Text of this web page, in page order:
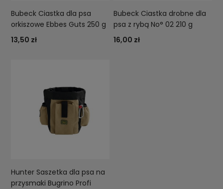
Bubeck Ciastka dla psa
orkiszowe Ebbes Guts 250 g
13,50 zł
Bubeck Ciastka drobne dla
psa z rybą No° 02 210 g
16,00 zł
Hunter Saszetka dla psa na
przysmaki Bugrino Profi